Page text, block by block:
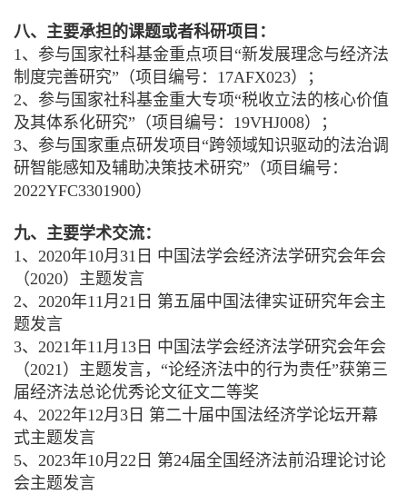
八、主要承担的课题或者科研项目：
1、参与国家社科基金重点项目“新发展理念与经济法
制度完善研究”（项目编号：17AFX023）；
2、参与国家社科基金重大专项“税收立法的核心价值
及其体系化研究”（项目编号：19VHJ008）；
3、参与国家重点研发项目“跨领域知识驱动的法治调
研智能感知及辅助决策技术研究”（项目编号：
2022YFC3301900）
九、主要学术交流：
1、2020年10月31日 中国法学会经济法学研究会年会
（2020）主题发言
2、2020年11月21日 第五届中国法律实证研究年会主
题发言
3、2021年11月13日 中国法学会经济法学研究会年会
（2021）主题发言，“论经济法中的行为责任”获第三
届经济法总论优秀论文征文二等奖
4、2022年12月3日 第二十届中国法经济学论坛开幕
式主题发言
5、2023年10月22日 第24届全国经济法前沿理论讨论
会主题发言